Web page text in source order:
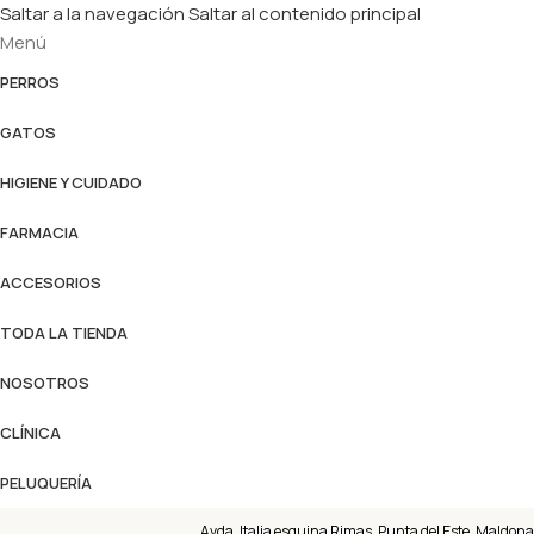
Saltar a la navegaciónSaltar al contenido principal
Menú
PERROS
GATOS
HIGIENE Y CUIDADO
FARMACIA
ACCESORIOS
TODA LA TIENDA
NOSOTROS
CLÍNICA
PELUQUERÍA